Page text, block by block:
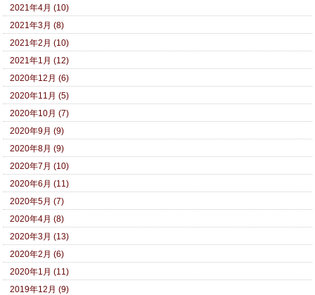
2021年4月 (10)
2021年3月 (8)
2021年2月 (10)
2021年1月 (12)
2020年12月 (6)
2020年11月 (5)
2020年10月 (7)
2020年9月 (9)
2020年8月 (9)
2020年7月 (10)
2020年6月 (11)
2020年5月 (7)
2020年4月 (8)
2020年3月 (13)
2020年2月 (6)
2020年1月 (11)
2019年12月 (9)